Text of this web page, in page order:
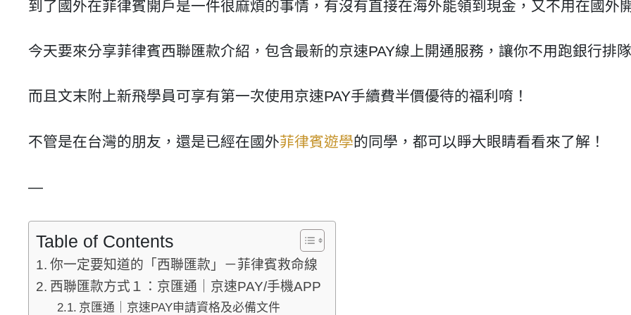
到了國外在菲律賓開戶是一件很麻煩的事情，有沒有直接在海外能領到現金，又不用在國外
今天要來分享菲律賓西聯匯款介紹，包含最新的京速PAY線上開通服務，讓你不用跑銀行排隊
而且文末附上新飛學員可享有第一次使用京速PAY手續費半價優待的福利唷！
不管是在台灣的朋友，還是已經在國外菲律賓遊學的同學，都可以睜大眼睛看看來了解！
—
Table of Contents
你一定要知道的「西聯匯款」－菲律賓救命線
西聯匯款方式１：京匯通｜京速PAY/手機APP
京匯通｜京速PAY申請資格及必備文件